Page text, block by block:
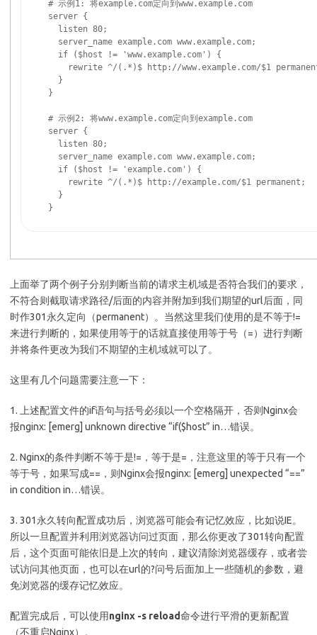
  # 示例1: 将example.com定向到www.example.com
  server {
    listen 80;
    server_name example.com www.example.com;
    if ($host != 'www.example.com') {
rewrite ^/(.*)$ http://www.example.com/$1
    }
  }
  # 示例2: 将www.example.com定向到example.com
  server {
    listen 80;
    server_name example.com www.example.com;
    if ($host != 'example.com') {
      rewrite ^/(.*)$ http://example.com/$1 permanent;
    }
  }
上面举了两个例子分别判断当前的请求主机域是否符合我们的要求，
不符合则截取请求路径/后面的内容并附加到我们期望的url后面，同
时作301永久定向（permanent）。当然这里我们使用的是不等于!=
来进行判断的，如果使用等于的话就直接使用等于号（=）进行判断
并将条件更改为我们不期望的主机域就可以了。
这里有几个问题需要注意一下：
1. 上述配置文件的if语句与括号必须以一个空格隔开，否则Nginx会
报nginx: [emerg] unknown directive “if($host” in…错误。
2. Nginx的条件判断不等于是!=，等于是=，注意这里的等于只有一个
等于号，如果写成==，则Nginx会报nginx: [emerg] unexpected “==”
in condition in…错误。
3. 301永久转向配置成功后，浏览器可能会有记忆效应，比如说IE。
所以一旦配置并利用浏览器访问过页面，那么你更改了301转向配置
后，这个页面可能依旧是上次的转向，建议清除浏览器缓存，或者尝
试访问其他页面，也可以在url的?问号后面加上一些随机的参数，避
免浏览器的缓存记忆效应。
配置完成后，可以使用nginx -s reload命令进行平滑的更新配置
（不重启Nginx）。